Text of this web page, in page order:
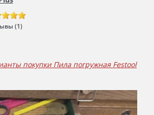
(1)
покупки Пила погружная Festool